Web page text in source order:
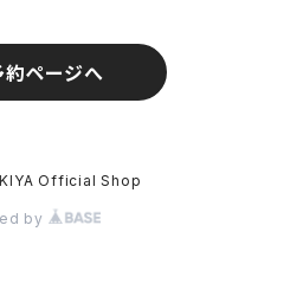
約ページへ
Official Shop
by